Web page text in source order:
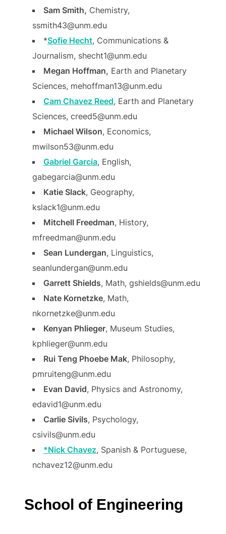
Sam Smith, Chemistry,
ssmith43@unm.edu
*Sofie Hecht, Communications &
Journalism, shecht1@unm.edu
Megan Hoffman, Earth and Planetary
Sciences, mehoffman13@unm.edu
Cam Chavez Reed, Earth and Planetary
Sciences, creed5@unm.edu
Michael Wilson, Economics,
mwilson53@unm.edu
Gabriel Garcia, English,
gabegarcia@unm.edu
Katie Slack, Geography,
kslack1@unm.edu
Mitchell Freedman, History,
mfreedman@unm.edu
Sean Lundergan, Linguistics,
seanlundergan@unm.edu
Garrett Shields, Math, gshields@unm.edu
Nate Kornetzke, Math,
nkornetzke@unm.edu
Kenyan Phlieger, Museum Studies,
kphlieger@unm.edu
Rui Teng Phoebe Mak, Philosophy,
pmruiteng@unm.edu
Evan David, Physics and Astronomy,
edavid1@unm.edu
Carlie Sivils, Psychology,
csivils@unm.edu
*Nick Chavez, Spanish & Portuguese,
nchavez12@unm.edu
School of Engineering